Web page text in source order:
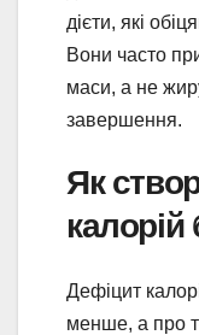
дієти, які
Вони часто
маси, а не
завершення.
Як
Дефіцит
менше, а про